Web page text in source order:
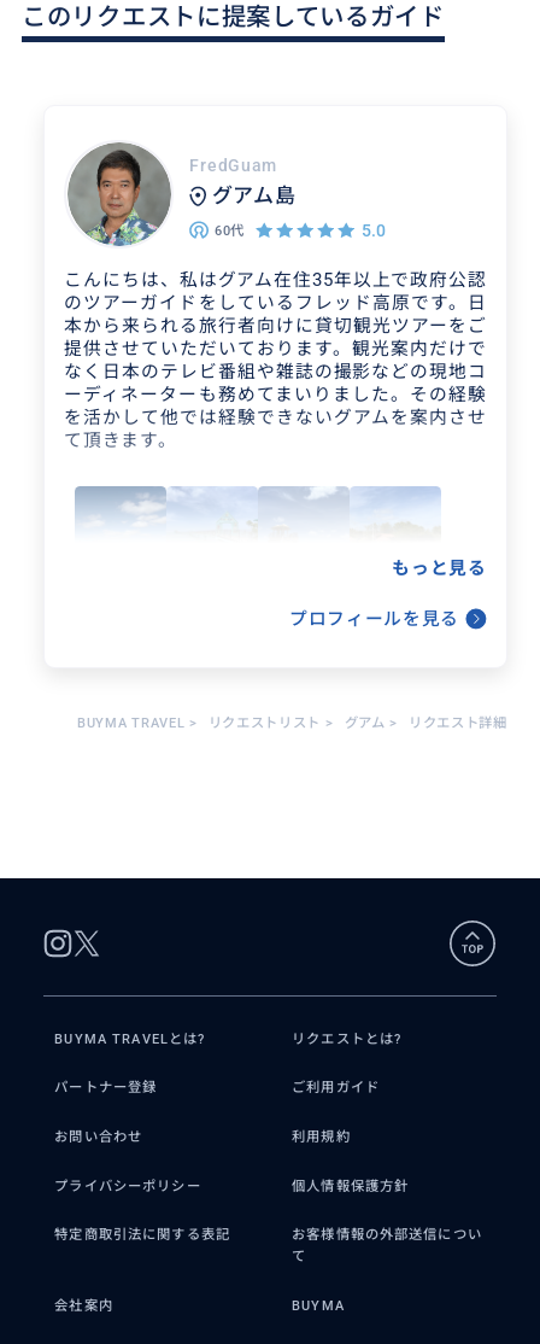
このリクエストに提案しているガイド
FredGuam
グアム島
60代 5.0
こんにちは、私はグアム在住35年以上で政府公認
のツアーガイドをしているフレッド高原です。日
本から来られる旅行者向けに貸切観光ツアーをご
提供させていただいております。観光案内だけで
なく日本のテレビ番組や雑誌の撮影などの現地コ
ーディネーターも務めてまいりました。その経験
を活かして他では経験できないグアムを案内させ
て頂きます。
センスを取得しています。
3世代家族大人数の９人のツアーで
したガイドさんに感謝です
60代 2026/1/12
5歳から69歳という９人の大家族、ガイド
ました 特に5歳の孫が車の中でギャン泣
もっと見る
プロフィールを見る
BUYMA TRAVEL > リクエストリスト > グアム > リクエスト詳細
BUYMA TRAVELとは? リクエストとは?
パートナー登録 ご利用ガイド
お問い合わせ 利用規約
プライバシーポリシー 個人情報保護方針
特定商取引法に関する表記
お客様情報の外部送信につい
て
会社案内 BUYMA